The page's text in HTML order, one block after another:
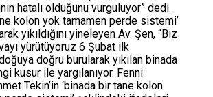
hatalı olduğunu vurguluyor” dedi.
kolon yok tamamen perde sistemi’
yıkıldığını yineleyen Av. Şen, “Biz
yürütüyoruz 6 Şubat ilk
doğru burularak yıkılan binada
kusur ile yargılanıyor. Fenni
Tekin’in ‘binada bir tane kolon